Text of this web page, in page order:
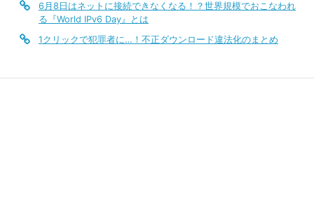
6月8日はネットに接続できなくなる！？世界規模でおこなわれ
る『World IPv6 Day』とは
1クリックで犯罪者に…！不正ダウンロード違法化のまとめ